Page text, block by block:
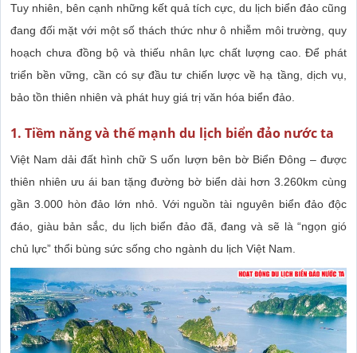
Tuy nhiên, bên cạnh những kết quả tích cực, du lịch biển đảo cũng
đang đối mặt với một số thách thức như ô nhiễm môi trường, quy
hoạch chưa đồng bộ và thiếu nhân lực chất lượng cao. Để phát
triển bền vững, cần có sự đầu tư chiến lược về hạ tầng, dịch vụ,
bảo tồn thiên nhiên và phát huy giá trị văn hóa biển đảo.
1. Tiềm năng và thế mạnh du lịch biển đảo nước ta
Việt Nam dải đất hình chữ S uốn lượn bên bờ Biển Đông – được
thiên nhiên ưu ái ban tặng đường bờ biển dài hơn 3.260km cùng
gần 3.000 hòn đảo lớn nhỏ. Với nguồn tài nguyên biển đảo độc
đáo, giàu bản sắc, du lịch biển đảo đã, đang và sẽ là “ngọn gió
chủ lực” thổi bùng sức sống cho ngành du lịch Việt Nam.